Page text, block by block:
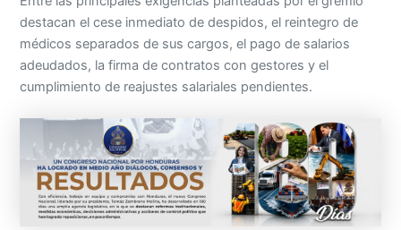
destacan el cese inmediato de despidos, el reintegro de
médicos separados de sus cargos, el pago de salarios
adeudados, la firma de contratos con gestores y el
cumplimiento de reajustes salariales pendientes.